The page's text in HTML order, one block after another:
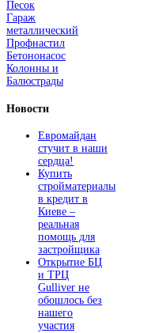
Песок
Гараж
металлический
Профнастил
Бетононасос
Колонны и
Балюстрады
Новости
Евромайдан
стучит в наши
сердца!
Купить
стройматериалы
в кредит в
Киеве –
реальная
помощь для
застройщика
Открытие БЦ
и ТРЦ
Gulliver не
обошлось без
нашего
участия